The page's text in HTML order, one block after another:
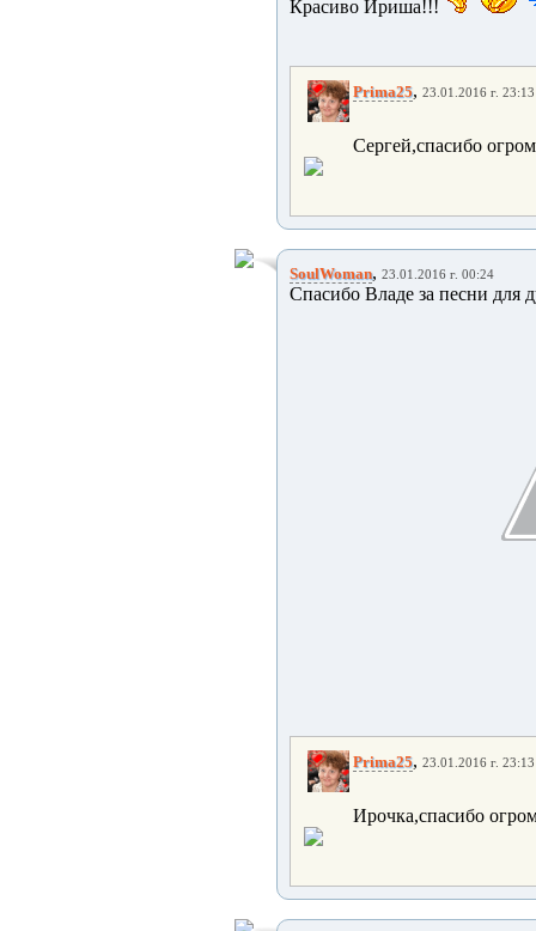
Красиво Ириша!!!
Prima25, 23.01.2016 г. 23:13
Сергей,спасибо
SoulWoman, 23.01.2016 г. 00:24
Спасибо Владе за песни для
Prima25, 23.01.2016 г. 23:13
Ирочка,спасибо